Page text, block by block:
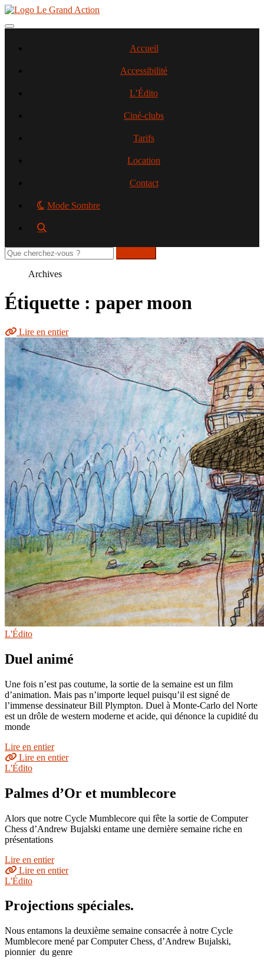
Aller
contenu
Toggle navigation
Accueil
Accessibilité
L’Édito
Ciné-clubs
Tarifs
Location
Contact
Mode Sombre
Rechercher
sur
Archives
Étiquette : paper moon
Lire en entier
L'Édito
Duel animé
Une fois n’est pas coutume, la sortie de la semaine est un film
d’animation. Mais pas n’importe lequel puisqu’il est signé de
l’immense dessinateur Bill Plympton. Duel à Monte-Carlo del Norte
est un drôle de western moderne et acide, qui dénonce la cupidité du
monde
Lire en entier
Lire en entier
L'Édito
Palmes d’Or et mumblecore
Alors que notre Cycle Mumblecore qui fête la sortie de Computer
Chess d’Andrew Bujalski entame une dernière semaine riche en
présentations
Lire en entier
Lire en entier
L'Édito
Projections spéciales.
Nous entamons la deuxième semaine consacrée à notre Cycle
Mumblecore mené par Computer Chess, d’Andrew Bujalski,
pionnier du genre